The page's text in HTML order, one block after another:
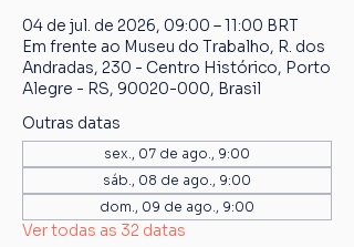
04 de jul. de 2026, 09:00 – 11:00 BRT
Em frente ao Museu do Trabalho, R. dos
Andradas, 230 - Centro Histórico, Porto
Alegre - RS, 90020-000, Brasil
Outras datas
sex., 07 de ago., 9:00
sáb., 08 de ago., 9:00
dom., 09 de ago., 9:00
Ver todas as 32 datas